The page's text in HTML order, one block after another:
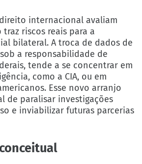
internacional avaliam
riscos reais para a
bilateral. A troca de dados de
a responsabilidade de
tende a se concentrar em
como a CIA, ou em
Esse novo arranjo
de paralisar investigações
e inviabilizar futuras parcerias